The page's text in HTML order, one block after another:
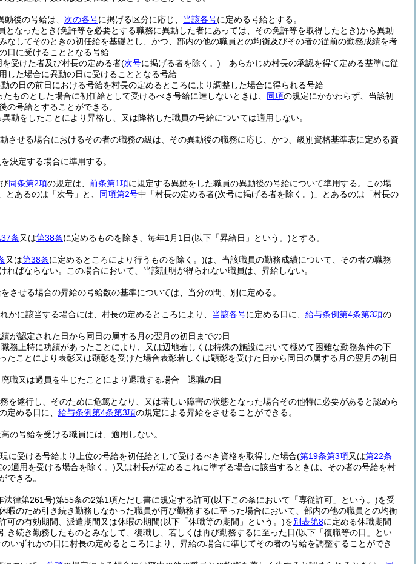
後の号給は、 次の各号に掲げる区分に応じ、 当該各号に定める号給とする。
となったとき(免許等を必要とする職務に異動した者にあっては、その免許等を取得したとき)から異動
なしてそのときの初任給を基礎とし、かつ、部内の他の職員との均衡及びその者の従前の勤務成績を考
日に受けることとなる号給
受けた者及び村長の定める者(次号に掲げる者を除く。) あらかじめ村長の承認を得て定める基準に従
した場合に異動の日に受けることとなる号給
日の前日における号給を村長の定めるところにより調整した場合に得られる号給
ものとした場合に初任給として受けるべき号給に達しないときは、 同項の規定にかかわらず、当該初
の号給とすることができる。
動をしたことにより昇格し、又は降格した職員の号給については適用しない。
させる場合におけるその者の職務の級は、その異動後の職務に応じ、かつ、級別資格基準表に定める資
決定する場合に準用する。
同条第2項の規定は、 前条第1項に規定する異動をした職員の異動後の号給について準用する。
この場
とあるのは「次号」と、 同項第2号中「村長の定める者(次号に掲げる者を除く。) 」とあるのは「村長の
条又は第38条に定めるものを除き、毎年1月1日(以下「昇給日」という。)とする。
又は第38条に定めるところにより行うものを除く。)は、当該職員の勤務成績について、その者の職務
ればならない。
この場合において、当該証明が得られない職員は、昇給しない。
させる場合の昇給の号給数の基準については、当分の間、別に定める。
かに該当する場合には、村長の定めるところにより、 当該各号に定める日に、 給与条例第4条第3項の
認定された日から同日の属する月の翌月の初日までの日
務上特に功績があったことにより、又は辺地若しくは特殊の施設において極めて困難な勤務条件の下
たことにより表彰又は顕彰を受けた場合表彰若しくは顕彰を受けた日から同日の属する月の翌月の初日
職又は過員を生じたことにより退職する場合 退職の日
を遂行し、そのために危篤となり、又は著しい障害の状態となった場合その他特に必要があると認めら
定める日に、 給与条例第4条第3項の規定による昇給をさせることができる。
の号給を受ける職員には、適用しない。
に受ける号給より上位の号給を初任給として受けるべき資格を取得した場合(第19条第3項又は第22条
の適用を受ける場合を除く。)又は村長が定めるこれに準ずる場合に該当するときは、その者の号給を村
できる。
法律第261号)第55条の2第1項ただし書に規定する許可(以下この条において「専従許可」という。)を受
暇のため引き続き勤務しなかった職員が再び勤務するに至った場合において、部内の他の職員との均衡
可の有効期間、派遣期間又は休暇の期間(以下「休職等の期間」という。)を別表第8に定める休職期間
き続き勤務したものとみなして、復職し、若しくは再び勤務するに至った日(以下「復職等の日」とい
いずれかの日に村長の定めるところにより、昇給の場合に準じてその者の号給を調整することができ